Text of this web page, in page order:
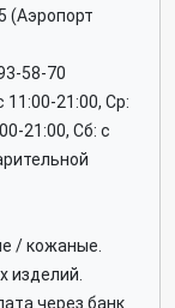
(Аэропорт
58-70
11:00-21:00, Ср:
21:00, Сб: c
/ кожаные.
изделий.
через банк